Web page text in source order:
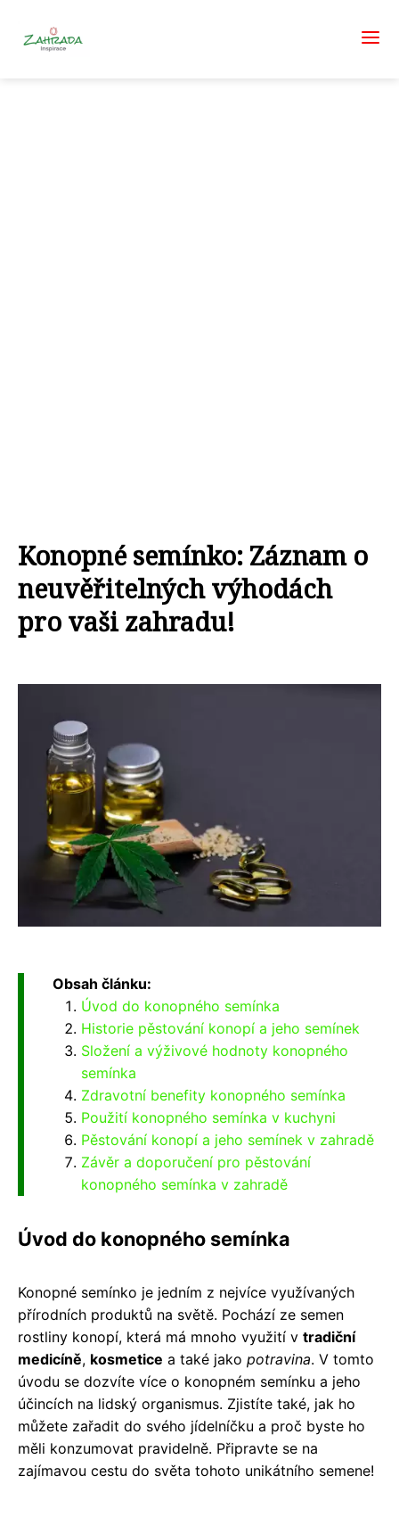
Konopné semínko: Záznam o
neuvěřitelných výhodách
pro vaši zahradu!
Obsah článku:
Úvod do konopného semínka
Historie pěstování konopí a jeho semínek
Složení a výživové hodnoty konopného
semínka
Zdravotní benefity konopného semínka
Použití konopného semínka v kuchyni
Pěstování konopí a jeho semínek v zahradě
Závěr a doporučení pro pěstování
konopného semínka v zahradě
Úvod do konopného semínka
Konopné semínko je jedním z nejvíce využívaných
přírodních produktů na světě. Pochází ze semen
rostliny konopí, která má mnoho využití v tradiční
medicíně, kosmetice a také jako potravina. V tomto
úvodu se dozvíte více o konopném semínku a jeho
účincích na lidský organismus. Zjistíte také, jak ho
můžete zařadit do svého jídelníčku a proč byste ho
měli konzumovat pravidelně. Připravte se na
zajímavou cestu do světa tohoto unikátního semene!